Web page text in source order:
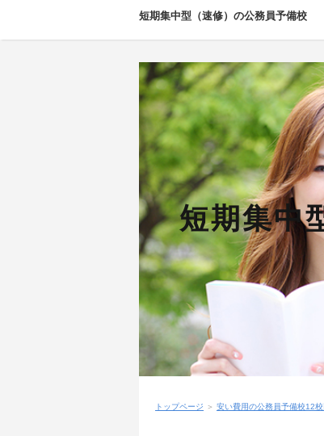
短期集中型（速修）の公務員予備校
短期集中
トップページ ＞ 安い費用の公務員予備校12校